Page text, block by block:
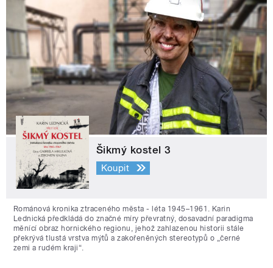
Šikmý kostel 3
Koupit
Románová kronika ztraceného města - léta 1945–1961. Karin
Lednická předkládá do značné míry převratný, dosavadní paradigma
měnící obraz hornického regionu, jehož zahlazenou historii stále
překrývá tlustá vrstva mýtů a zakořeněných stereotypů o „černé
zemi a rudém kraji“.